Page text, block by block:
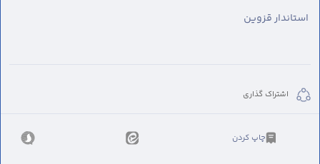
استاندار قزوین
اشتراک گذاری
چاپ کردن